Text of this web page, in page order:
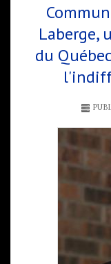
Laberge,
du